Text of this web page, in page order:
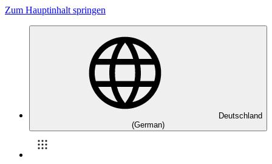
Zum Hauptinhalt springen
Deutschland
(German)